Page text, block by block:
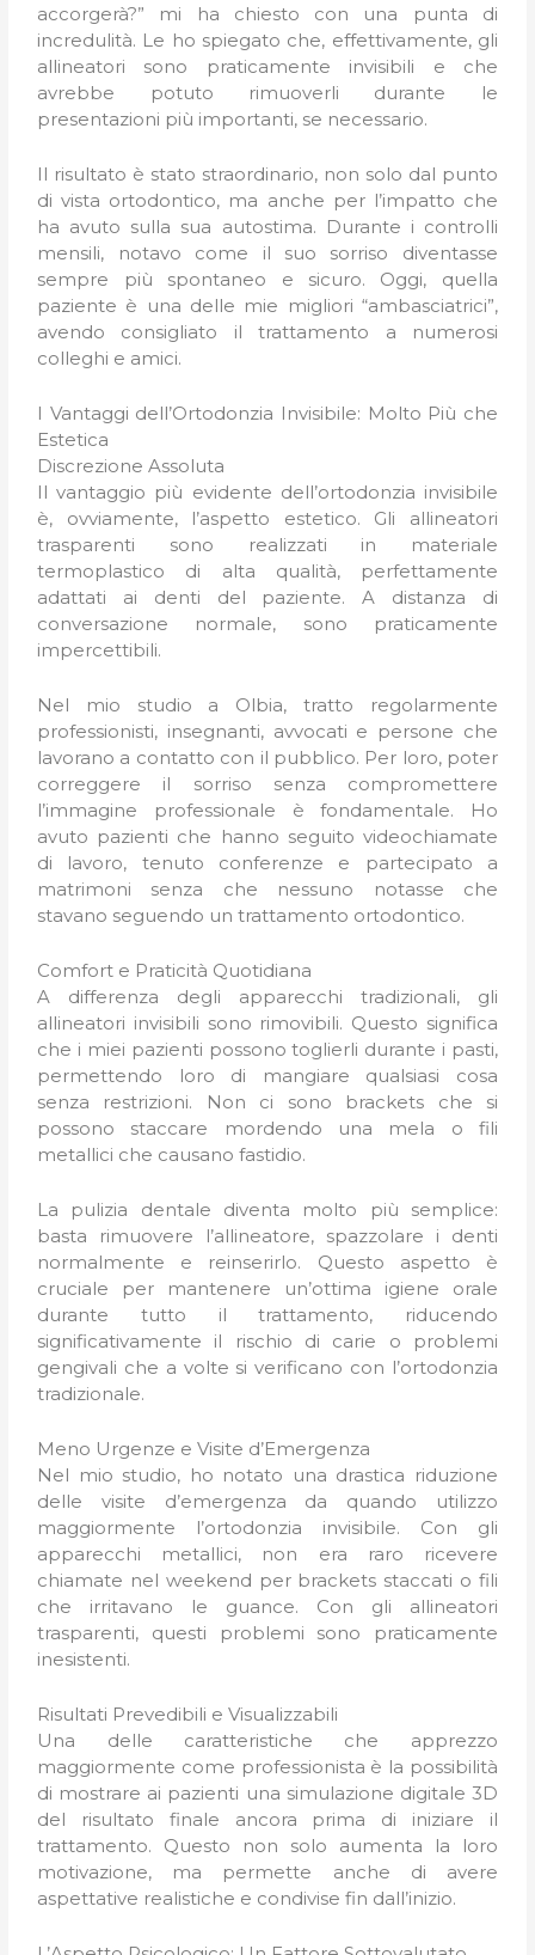
accorgerà?” mi ha chiesto con una punta di
incredulità. Le ho spiegato che, effettivamente, gli
allineatori sono praticamente invisibili e che
avrebbe potuto rimuoverli durante le
presentazioni più importanti, se necessario.
Il risultato è stato straordinario, non solo dal punto
di vista ortodontico, ma anche per l’impatto che
ha avuto sulla sua autostima. Durante i controlli
mensili, notavo come il suo sorriso diventasse
sempre più spontaneo e sicuro. Oggi, quella
paziente è una delle mie migliori “ambasciatrici”,
avendo consigliato il trattamento a numerosi
colleghi e amici.
I Vantaggi dell’Ortodonzia Invisibile: Molto Più che
Estetica
Discrezione Assoluta
Il vantaggio più evidente dell’ortodonzia invisibile
è, ovviamente, l’aspetto estetico. Gli allineatori
trasparenti sono realizzati in materiale
termoplastico di alta qualità, perfettamente
adattati ai denti del paziente. A distanza di
conversazione normale, sono praticamente
impercettibili.
Nel mio studio a Olbia, tratto regolarmente
professionisti, insegnanti, avvocati e persone che
lavorano a contatto con il pubblico. Per loro, poter
correggere il sorriso senza compromettere
l’immagine professionale è fondamentale. Ho
avuto pazienti che hanno seguito videochiamate
di lavoro, tenuto conferenze e partecipato a
matrimoni senza che nessuno notasse che
stavano seguendo un trattamento ortodontico.
Comfort e Praticità Quotidiana
A differenza degli apparecchi tradizionali, gli
allineatori invisibili sono rimovibili. Questo significa
che i miei pazienti possono toglierli durante i pasti,
permettendo loro di mangiare qualsiasi cosa
senza restrizioni. Non ci sono brackets che si
possono staccare mordendo una mela o fili
metallici che causano fastidio.
La pulizia dentale diventa molto più semplice:
basta rimuovere l’allineatore, spazzolare i denti
normalmente e reinserirlo. Questo aspetto è
cruciale per mantenere un’ottima igiene orale
durante tutto il trattamento, riducendo
significativamente il rischio di carie o problemi
gengivali che a volte si verificano con l’ortodonzia
tradizionale.
Meno Urgenze e Visite d’Emergenza
Nel mio studio, ho notato una drastica riduzione
delle visite d’emergenza da quando utilizzo
maggiormente l’ortodonzia invisibile. Con gli
apparecchi metallici, non era raro ricevere
chiamate nel weekend per brackets staccati o fili
che irritavano le guance. Con gli allineatori
trasparenti, questi problemi sono praticamente
inesistenti.
Risultati Prevedibili e Visualizzabili
Una delle caratteristiche che apprezzo
maggiormente come professionista è la possibilità
di mostrare ai pazienti una simulazione digitale 3D
del risultato finale ancora prima di iniziare il
trattamento. Questo non solo aumenta la loro
motivazione, ma permette anche di avere
aspettative realistiche e condivise fin dall’inizio.